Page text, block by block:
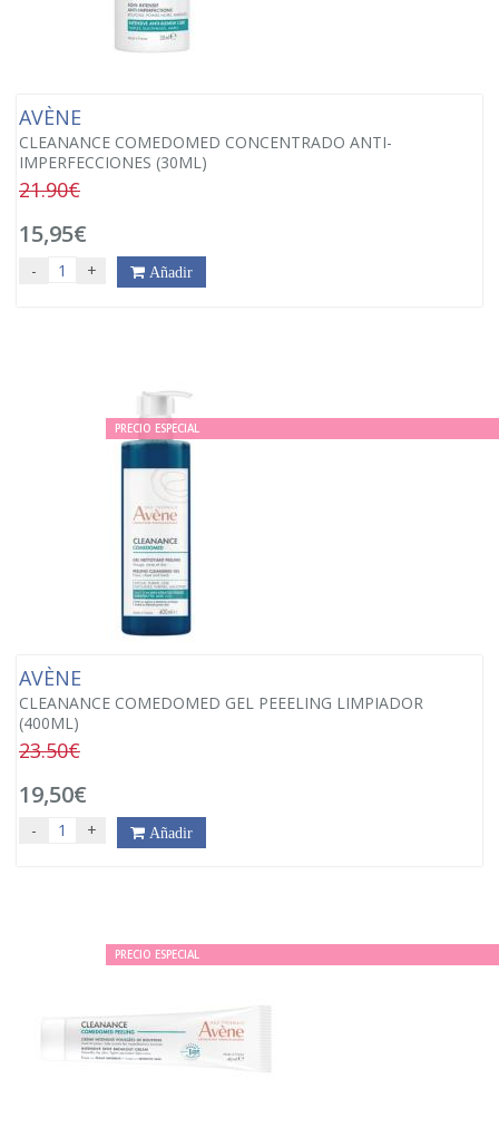
AVÈNE
CLEANANCE COMEDOMED CONCENTRADO ANTI-
IMPERFECCIONES (30ML)
21.90€
15,95€
- + Añadir
PRECIO ESPECIAL
AVÈNE
CLEANANCE COMEDOMED GEL PEEELING LIMPIADOR
(400ML)
23.50€
19,50€
- + Añadir
PRECIO ESPECIAL